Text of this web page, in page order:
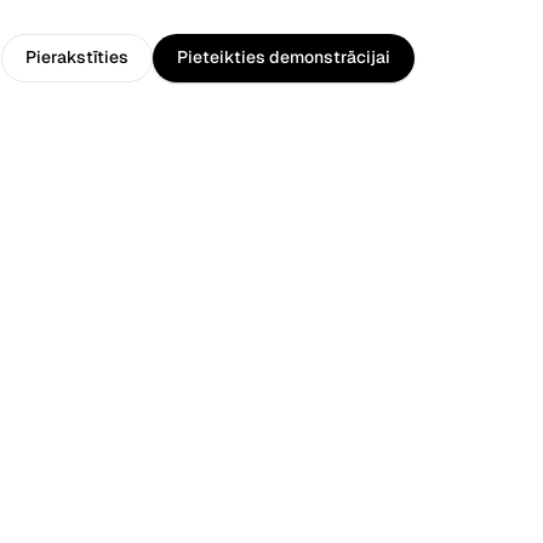
Pierakstīties Pieteikties demonstrācijai